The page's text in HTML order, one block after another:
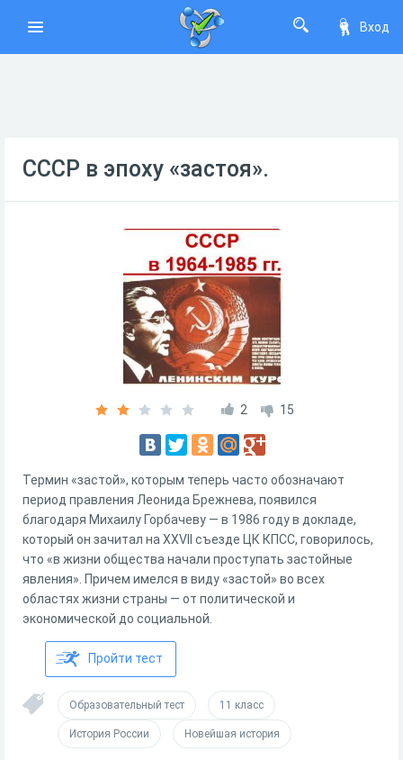
Вход
СССР в эпоху «застоя».
2 15
Термин «застой», которым теперь часто обозначают
период правления Леонида Брежнева, появился
благодаря Михаилу Горбачеву — в 1986 году в докладе,
который он зачитал на XXVII съезде ЦК КПСС, говорилось,
что «в жизни общества начали проступать застойные
явления». Причем имелся в виду «застой» во всех
областях жизни страны — от политической и
экономической до социальной.
Пройти тест
Образовательный тест 11 класс
История России Новейшая история